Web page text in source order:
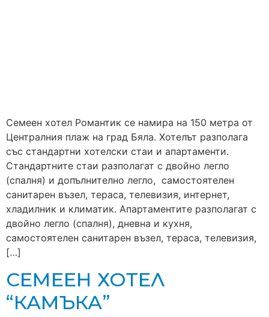
Семеен хотел Романтик се намира на 150 метра от
Централния плаж на град Бяла. Хотелът разполага
със стандартни хотелски стаи и апартаменти.
Стандартните стаи разполагат с двойно легло
(спалня) и допълнително легло, самостоятелен
санитарен възел, тераса, телевизия, интернет,
хладилник и климатик. Апартаментите разполагат с
двойно легло (спалня), дневна и кухня,
самостоятелен санитарен възел, тераса, телевизия,
[…]
СЕМЕЕН ХОТЕЛ
“КАМЪКА”